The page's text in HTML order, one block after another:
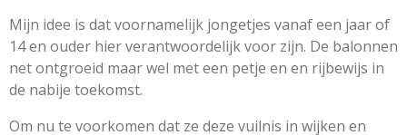
Mijn idee is dat voornamelijk jongetjes vanaf een jaar of
14 en ouder hier verantwoordelijk voor zijn. De balonnen
net ontgroeid maar wel met een petje en en rijbewijs in
de nabije toekomst.
Om nu te voorkomen dat ze deze vuilnis in wijken en